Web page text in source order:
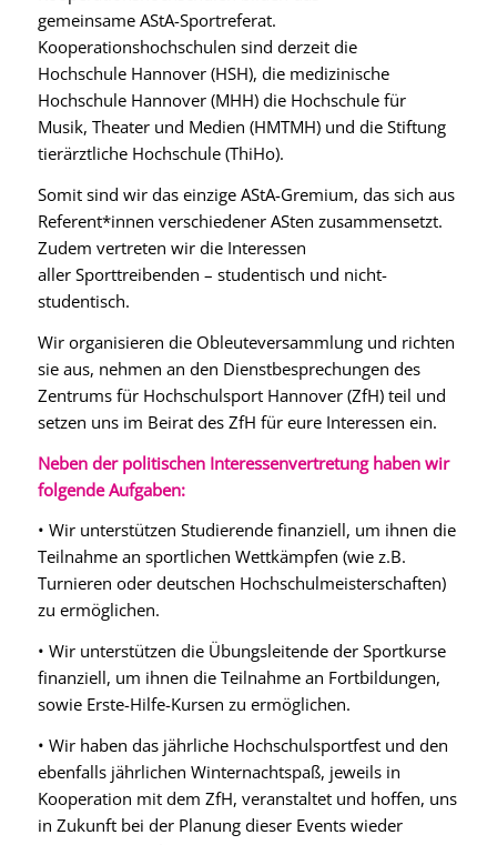
gemeinsame AStA-Sportreferat.
Kooperationshochschulen sind derzeit die
Hochschule Hannover (HSH), die medizinische
Hochschule Hannover (MHH) die Hochschule für
Musik, Theater und Medien (HMTMH) und die Stiftung
tierärztliche Hochschule (ThiHo).
Somit sind wir das einzige AStA-Gremium, das sich aus
Referent*innen verschiedener ASten zusammensetzt.
Zudem vertreten wir die Interessen
aller Sporttreibenden – studentisch und nicht-
studentisch.
Wir organisieren die Obleuteversammlung und richten
sie aus, nehmen an den Dienstbesprechungen des
Zentrums für Hochschulsport Hannover (ZfH) teil und
setzen uns im Beirat des ZfH für eure Interessen ein.
Neben der politischen Interessenvertretung haben wir
folgende Aufgaben:
• Wir unterstützen Studierende finanziell, um ihnen die
Teilnahme an sportlichen Wettkämpfen (wie z.B.
Turnieren oder deutschen Hochschulmeisterschaften)
zu ermöglichen.
• Wir unterstützen die Übungsleitende der Sportkurse
finanziell, um ihnen die Teilnahme an Fortbildungen,
sowie Erste-Hilfe-Kursen zu ermöglichen.
• Wir haben das jährliche Hochschulsportfest und den
ebenfalls jährlichen Winternachtspaß, jeweils in
Kooperation mit dem ZfH, veranstaltet und hoffen, uns
in Zukunft bei der Planung dieser Events wieder